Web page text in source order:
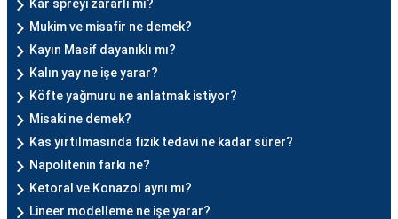
Kar spreyi zararlı mı?
Mukim ve misafir ne demek?
Kayın Masif dayanıklı mı?
Kalın yay ne işe yarar?
Köfte yağmuru ne anlatmak istiyor?
Misaki ne demek?
Kas yırtılmasında fizik tedavi ne kadar sürer?
Napolitenin farkı ne?
Ketoral ve Konazol aynı mı?
Lineer modelleme ne işe yarar?